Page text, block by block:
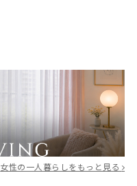
女性の一人暮らしをもっと見る